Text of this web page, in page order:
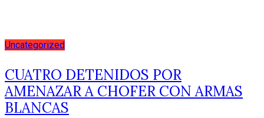
Uncategorized
CUATRO DETENIDOS POR
AMENAZAR A CHOFER CON ARMAS
BLANCAS